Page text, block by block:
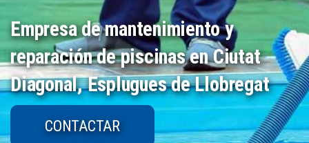
Empresa de mantenimiento y
reparación de piscinas en Ciutat
Diagonal, Esplugues de Llobregat
CONTACTAR